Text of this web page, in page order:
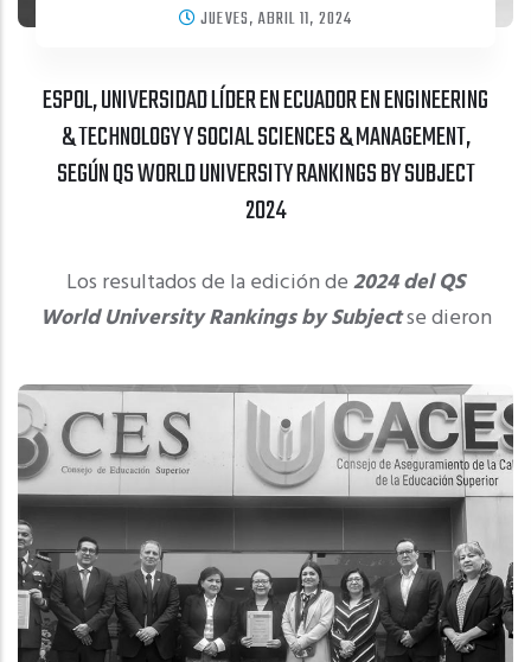
JUEVES, ABRIL 11, 2024
ESPOL, UNIVERSIDAD LÍDER EN ECUADOR EN ENGINEERING
& TECHNOLOGY Y SOCIAL SCIENCES & MANAGEMENT,
SEGÚN QS WORLD UNIVERSITY RANKINGS BY SUBJECT
2024
Los resultados de la edición de2024 del QS
World University Rankings by Subjectse dieron